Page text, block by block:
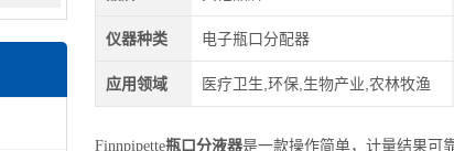
仪器种类 电子瓶口分配器
应用领域 医疗卫生,环保,生物产业,农林牧渔
Finnpipette瓶口分液器是一款操作简单，计量结果可